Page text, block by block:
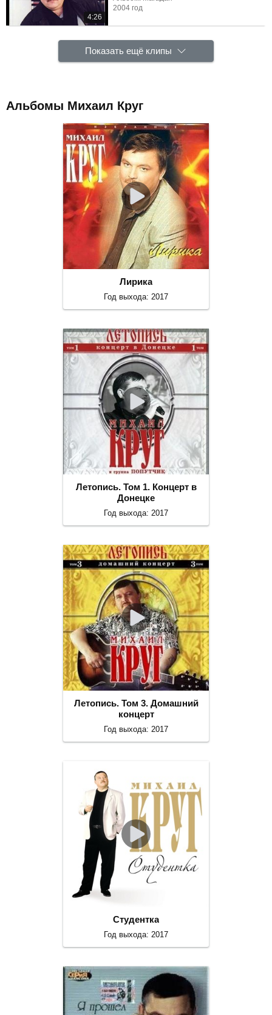
4:26
2004 год
Показать ещё клипы
Альбомы Михаил Круг
Лирика
Год выхода: 2017
Летопись. Том 1. Концерт в
Донецке
Год выхода: 2017
Летопись. Том 3. Домашний
концерт
Год выхода: 2017
Студентка
Год выхода: 2017